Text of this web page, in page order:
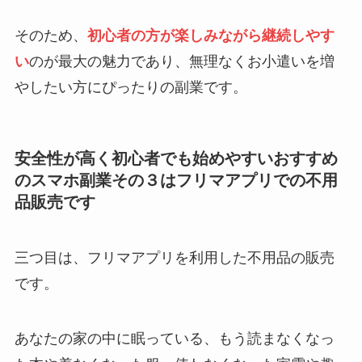
そのため、 初心者の方が楽しみながら継続しやす
いのが最大の魅力であり、無理なくお小遣いを増
やしたい方にぴったりの副業です。
安全性が高く初心者でも始めやすいおすすめ
のスマホ副業その３はフリマアプリでの不用
品販売です
三つ目は、フリマアプリを利用した不用品の販売
です。
あなたの家の中に眠っている、もう読まなくなっ